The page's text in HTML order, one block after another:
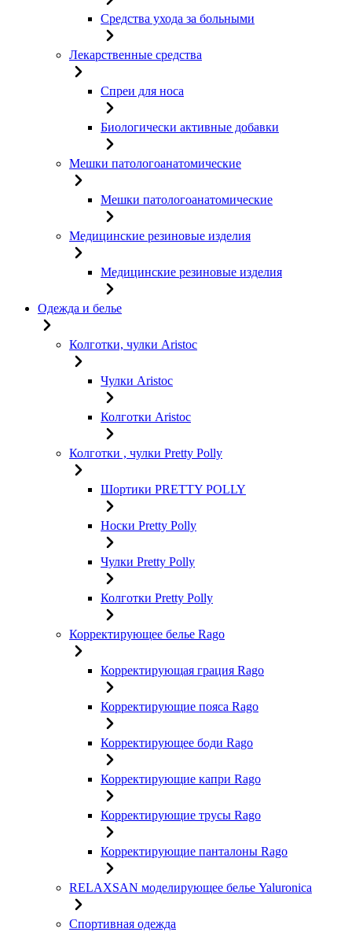
Средства ухода за больными
Лекарственные средства
Спреи для носа
Биологически активные добавки
Мешки патологоанатомические
Мешки патологоанатомические
Медицинские резиновые изделия
Медицинские резиновые изделия
Одежда и белье
Колготки, чулки Aristoc
Чулки Aristoc
Колготки Aristoc
Колготки , чулки Pretty Polly
Шортики PRETTY POLLY
Носки Pretty Polly
Чулки Pretty Polly
Колготки Pretty Polly
Корректирующее белье Rago
Корректирующая грация Rago
Корректирующие пояса Rago
Корректирующее боди Rago
Корректирующие капри Rago
Корректирующие трусы Rago
Корректирующие панталоны Rago
RELAXSAN моделирующее белье Yaluroniсa
Спортивная одежда